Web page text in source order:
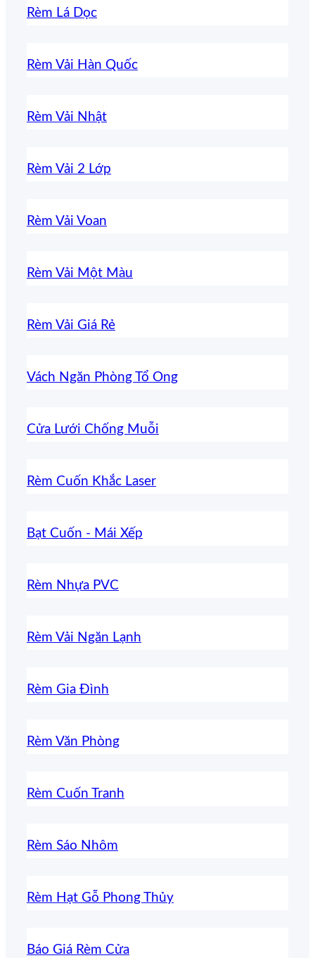
Rèm Lá Dọc
Rèm Vải Hàn Quốc
Rèm Vải Nhật
Rèm Vải 2 Lớp
Rèm Vải Voan
Rèm Vải Một Màu
Rèm Vải Giá Rẻ
Vách Ngăn Phòng Tổ Ong
Cửa Lưới Chống Muỗi
Rèm Cuốn Khắc Laser
Bạt Cuốn - Mái Xếp
Rèm Nhựa PVC
Rèm Vải Ngăn Lạnh
Rèm Gia Đình
Rèm Văn Phòng
Rèm Cuốn Tranh
Rèm Sáo Nhôm
Rèm Hạt Gỗ Phong Thủy
Báo Giá Rèm Cửa